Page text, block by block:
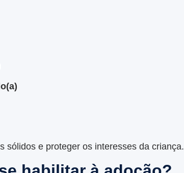
sólidos e proteger os interesses da criança.